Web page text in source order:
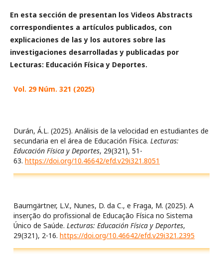
En esta sección de presentan los Videos Abstracts
correspondientes a artículos publicados, con
explicaciones de las y los autores sobre las
investigaciones desarrolladas y publicadas por
Lecturas: Educación Física y Deportes.
Vol. 29 Núm. 321 (2025)
Durán, Á.L. (2025). Análisis de la velocidad en estudiantes de
secundaria en el área de Educación Física. Lecturas:
Educación Física y Deportes, 29(321), 51-
63. https://doi.org/10.46642/efd.v29i321.8051
Baumgärtner, L.V., Nunes, D. da C., e Fraga, M. (2025). A
inserção do profissional de Educação Física no Sistema
Único de Saúde. Lecturas: Educación Física y Deportes,
29(321), 2-16. https://doi.org/10.46642/efd.v29i321.2395